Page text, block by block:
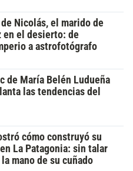
Nicolás, el marido de
en el desierto: de
a astrofotógrafo
de María Belén Ludueña
las tendencias del
cómo construyó su
La Patagonia: sin talar
mano de su cuñado